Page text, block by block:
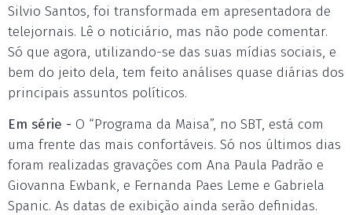
Silvio Santos, foi transformada em apresentadora de
telejornais. Lê o noticiário, mas não pode comentar.
Só que agora, utilizando-se das suas mídias sociais, e
bem do jeito dela, tem feito análises quase diárias dos
principais assuntos políticos.
Em série - O “Programa da Maisa”, no SBT, está com
uma frente das mais confortáveis. Só nos últimos dias
foram realizadas gravações com Ana Paula Padrão e
Giovanna Ewbank, e Fernanda Paes Leme e Gabriela
Spanic. As datas de exibição ainda serão definidas.